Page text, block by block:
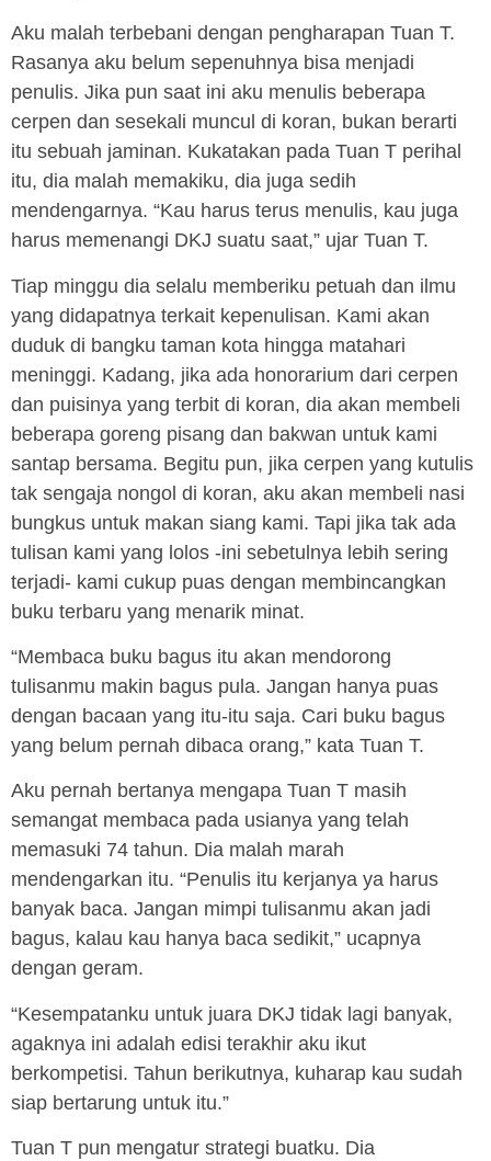
Aku malah terbebani dengan pengharapan Tuan T.
Rasanya aku belum sepenuhnya bisa menjadi
penulis. Jika pun saat ini aku menulis beberapa
cerpen dan sesekali muncul di koran, bukan berarti
itu sebuah jaminan. Kukatakan pada Tuan T perihal
itu, dia malah memakiku, dia juga sedih
mendengarnya. “Kau harus terus menulis, kau juga
harus memenangi DKJ suatu saat,” ujar Tuan T.
Tiap minggu dia selalu memberiku petuah dan ilmu
yang didapatnya terkait kepenulisan. Kami akan
duduk di bangku taman kota hingga matahari
meninggi. Kadang, jika ada honorarium dari cerpen
dan puisinya yang terbit di koran, dia akan membeli
beberapa goreng pisang dan bakwan untuk kami
santap bersama. Begitu pun, jika cerpen yang kutulis
tak sengaja nongol di koran, aku akan membeli nasi
bungkus untuk makan siang kami. Tapi jika tak ada
tulisan kami yang lolos -ini sebetulnya lebih sering
terjadi- kami cukup puas dengan membincangkan
buku terbaru yang menarik minat.
“Membaca buku bagus itu akan mendorong
tulisanmu makin bagus pula. Jangan hanya puas
dengan bacaan yang itu-itu saja. Cari buku bagus
yang belum pernah dibaca orang,” kata Tuan T.
Aku pernah bertanya mengapa Tuan T masih
semangat membaca pada usianya yang telah
memasuki 74 tahun. Dia malah marah
mendengarkan itu. “Penulis itu kerjanya ya harus
banyak baca. Jangan mimpi tulisanmu akan jadi
bagus, kalau kau hanya baca sedikit,” ucapnya
dengan geram.
“Kesempatanku untuk juara DKJ tidak lagi banyak,
agaknya ini adalah edisi terakhir aku ikut
berkompetisi. Tahun berikutnya, kuharap kau sudah
siap bertarung untuk itu.”
Tuan T pun mengatur strategi buatku. Dia